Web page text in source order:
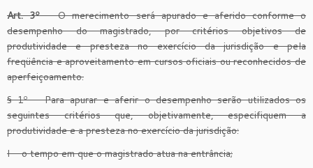
Art. 3º– O merecimento será apurado e aferido conforme o
desempenho do magistrado, por critérios objetivos de
produtividade e presteza no exercício da jurisdição e pela
freqüência e aproveitamento em cursos oficiais ou reconhecidos de
aperfeiçoamento.
§ 1º – Para apurar e aferir o desempenho serão utilizados os
seguintes critérios que, objetivamente, especifiquem a
produtividade e a presteza no exercício da jurisdição:
I – o tempo em que o magistrado atua na entrância;